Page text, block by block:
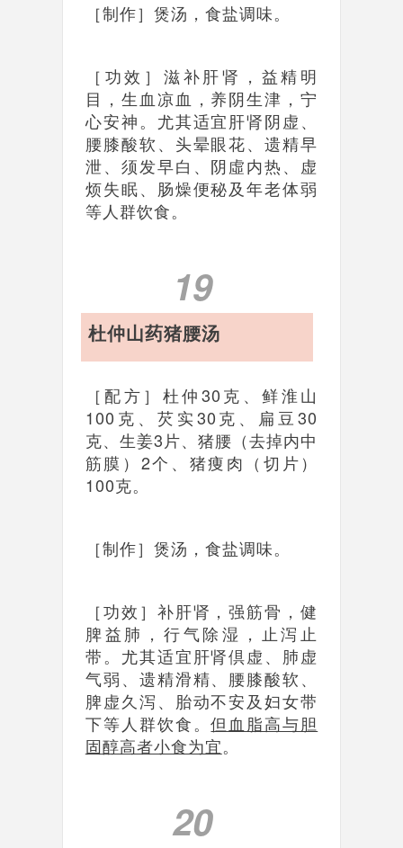
［制作］煲汤，食盐调味。
［功效］滋补肝肾，益精明
目，生血凉血，养阴生津，宁
心安神。尤其适宜肝肾阴虚、
腰膝酸软、头晕眼花、遗精早
泄、须发早白、阴虛内热、虚
烦失眠、肠燥便秘及年老体弱
等人群饮食。
19
杜仲山药猪腰汤
［配方］杜仲30克、鲜淮山
100克、芡实30克、扁豆30
克、生姜3片、猪腰（去掉内中
筋膜）2个、猪痩肉（切片）
100克。
［制作］煲汤，食盐调味。
［功效］补肝肾，强筋骨，健
脾益肺，行气除湿，止泻止
带。尤其适宜肝肾倶虚、肺虚
气弱、遗精滑精、腰膝酸软、
脾虚久泻、胎动不安及妇女带
下等人群饮食。但血脂高与胆
固醇高者小食为宜。
20